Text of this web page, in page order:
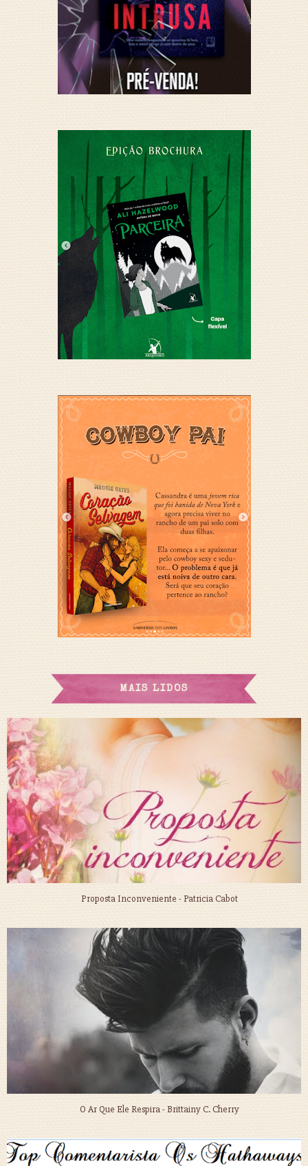
MAIS LIDOS
Proposta Inconveniente - Patricia Cabot
O Ar Que Ele Respira - Brittainy C. Cherry